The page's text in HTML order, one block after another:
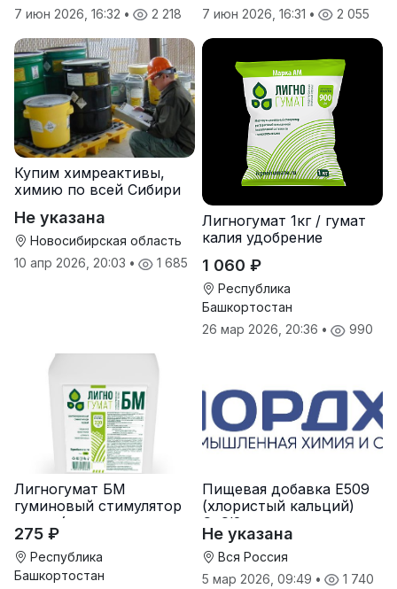
7 июн 2026, 16:32 • 2 218
7 июн 2026, 16:31 • 2 055
Купим химреактивы,
химию по всей Сибири
Не указана
Новосибирская область
10 апр 2026, 20:03 • 1 685
Лигногумат 1кг / гумат
калия удобрение
1 060 ₽
Республика
Башкортостан
26 мар 2026, 20:36 • 990
Лигногумат БМ
гуминовый стимулятор
роста (гумат калия с
фульвовыми кислотами)
275 ₽
Республика
Башкортостан
Пищевая добавка Е509
(хлористый кальций)
CaCl2
Не указана
Вся Россия
5 мар 2026, 09:49 • 1 740